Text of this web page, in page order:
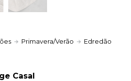
Primavera/Verão
Edredão
Casal